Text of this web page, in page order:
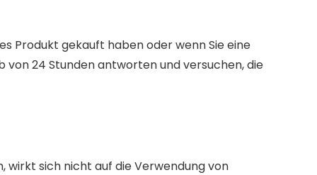
Produkt gekauft haben oder wenn Sie eine
24 Stunden antworten und versuchen, die
wirkt sich nicht auf die Verwendung von